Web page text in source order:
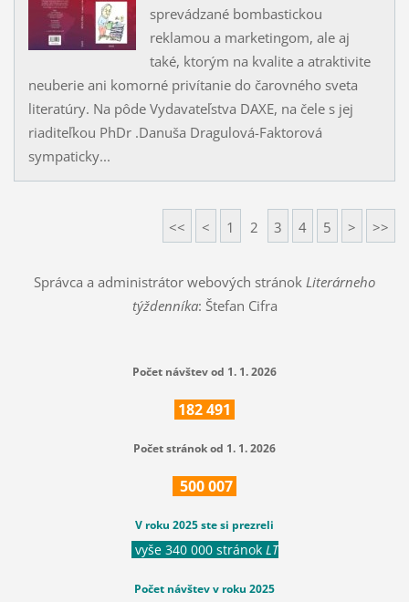
sprevádzané bombastickou
reklamou a marketingom, ale aj
také, ktorým na kvalite a atraktivite
neuberie ani komorné privítanie do čarovného sveta
literatúry. Na pôde Vydavateľstva DAXE, na čele s jej
riaditeľkou PhDr .Danuša Dragulová-Faktorová
sympaticky...
<< < 1 2 3 4 5 > >>
Správca a administrátor webových stránok Literárneho
týždenníka: Štefan Cifra
Počet návštev od 1. 1. 2026
182491
Počet stránok od 1. 1. 2026
500007
V roku 2025 ste si prezreli
vyše 340 000 stránok LT
Počet návštev v roku 2025